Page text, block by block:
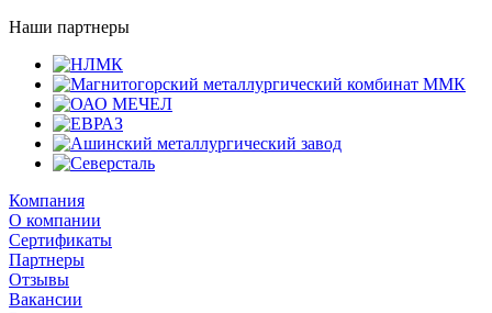
Наши партнеры
Компания
О компании
Сертификаты
Партнеры
Отзывы
Вакансии